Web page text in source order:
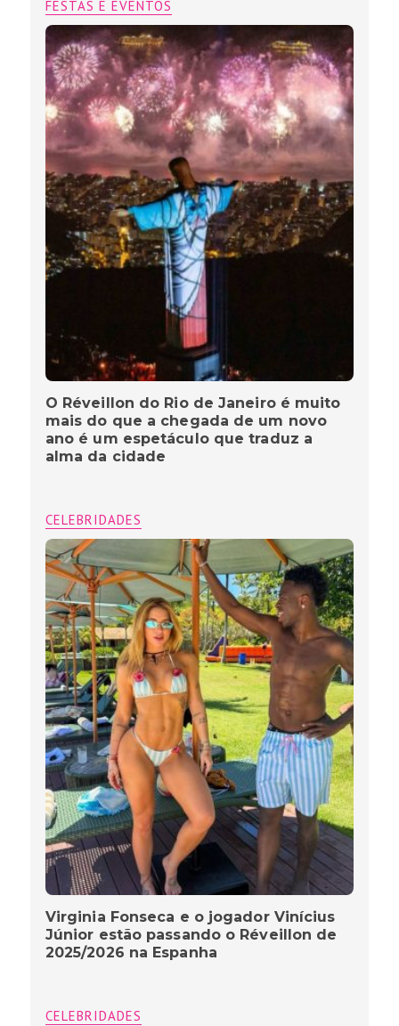
FESTAS E EVENTOS
O Réveillon do Rio de Janeiro é muito
mais do que a chegada de um novo
ano é um espetáculo que traduz a
alma da cidade
CELEBRIDADES
Virginia Fonseca e o jogador Vinícius
Júnior estão passando o Réveillon de
2025/2026 na Espanha
CELEBRIDADES